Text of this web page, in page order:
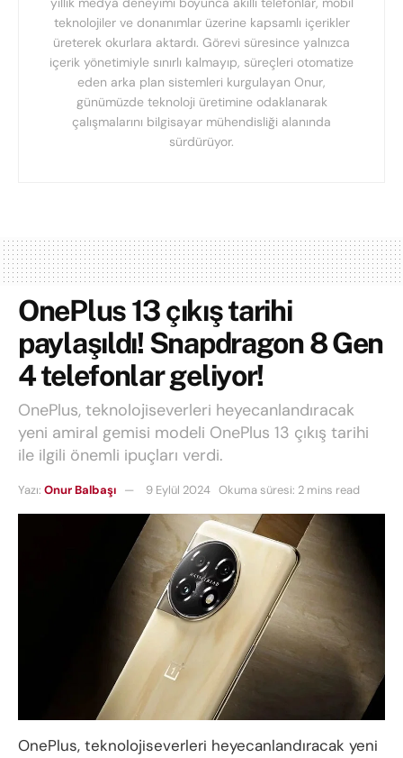
teknolojiler ve donanımlar üzerine kapsamlı içerikler
üreterek okurlara aktardı. Görevi süresince yalnızca
içerik yönetimiyle sınırlı kalmayıp, süreçleri otomatize
eden arka plan sistemleri kurgulayan Onur,
günümüzde teknoloji üretimine odaklanarak
çalışmalarını bilgisayar mühendisliği alanında
sürdürüyor.
OnePlus 13 çıkış tarihi
paylaşıldı! Snapdragon 8 Gen
4 telefonlar geliyor!
OnePlus, teknolojiseverleri heyecanlandıracak
yeni amiral gemisi modeli OnePlus 13 çıkış tarihi
ile ilgili önemli ipuçları verdi.
Yazı: Onur Balbaşı 9 Eylül 2024 Okuma süresi: 2 mins read
OnePlus, teknolojiseverleri heyecanlandıracak yeni